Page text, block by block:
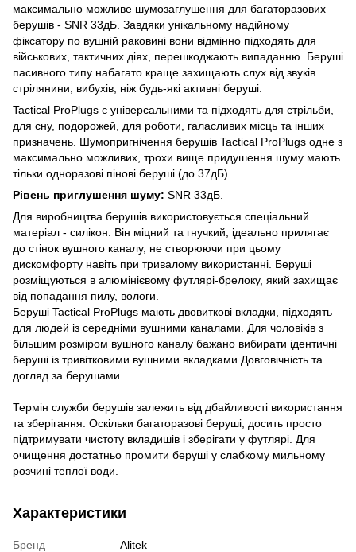
максимально можливе шумозаглушення для багаторазових
берушів - SNR 33дБ. Завдяки унікальному надійному
фіксатору по вушній раковині вони відмінно підходять для
військових, тактичних діях, перешкоджають випаданню. Беруші
пасивного типу набагато краще захищають слух від звуків
стрілянини, вибухів, ніж будь-які активні беруші.
Tactical ProPlugs є універсальними та підходять для стрільби,
для сну, подорожей, для роботи, галасливих місць та інших
призначень. Шумопригнічення берушів Tactical ProPlugs одне з
максимально можливих, трохи вище придушення шуму мають
тільки одноразові пінові беруші (до 37дБ).
Рівень приглушення шуму: SNR 33дБ.
Для виробництва берушів використовується спеціальний
матеріал - силікон. Він міцний та гнучкий, ідеально прилягає
до стінок вушного каналу, не створюючи при цьому
дискомфорту навіть при тривалому використанні. Беруші
розміщуються в алюмінієвому футлярі-брелоку, який захищає
від попадання пилу, вологи.
Беруші Tactical ProPlugs мають двовиткові вкладки, підходять
для людей із середніми вушними каналами. Для чоловіків з
більшим розміром вушного каналу бажано вибирати ідентичні
беруші із тривітковими вушними вкладками.Довговічність та
догляд за берушами.
Термін служби берушів залежить від дбайливості використання
та зберігання. Оскільки багаторазові беруші, досить просто
підтримувати чистоту вкладишів і зберігати у футлярі. Для
очищення достатньо промити беруші у слабкому мильному
розчині теплої води.
Характеристики
Бренд
Alitek